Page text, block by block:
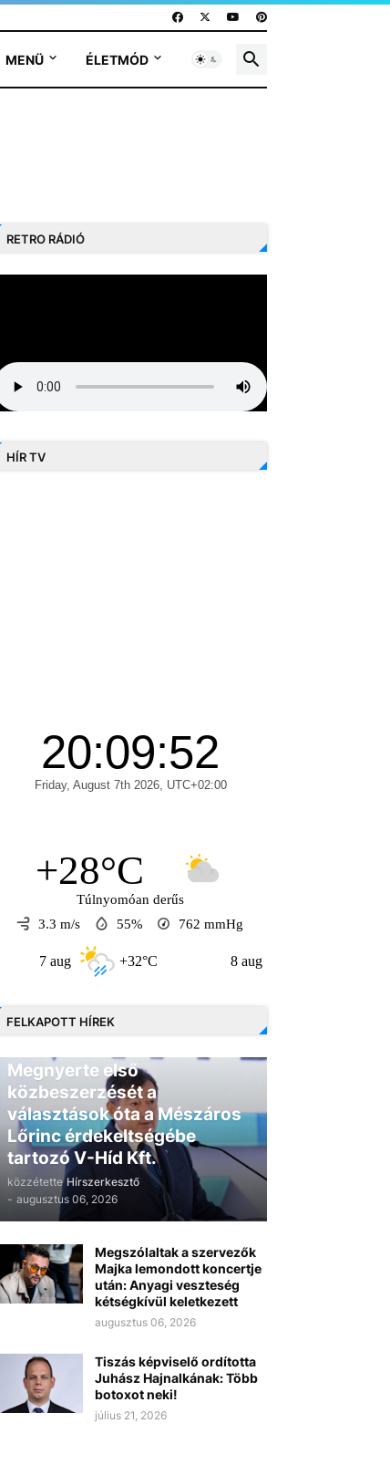
MENÜ ÉLETMÓD
RETRO RÁDIÓ
HÍR TV
+28°C
Túlnyomóan derűs
3.3 m/s
55% 762 mmHg
+32°C +30°C
FELKAPOTT HÍREK
Megnyerte első
közbeszerzését a
választások óta a Mészáros
Lőrinc érdekeltségébe
tartozó V-Híd Kft.
közzétette Hírszerkesztő
- augusztus 06, 2026
Megszólaltak a szervezők
Majka lemondott koncertje
után: Anyagi veszteség
kétségkívül keletkezett
augusztus 06, 2026
Tiszás képviselő ordította
Juhász Hajnalkának: Több
botoxot neki!
július 21, 2026